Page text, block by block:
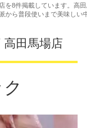
8件掲載しています。高
ら普段使いまで美味しい
高田馬場店